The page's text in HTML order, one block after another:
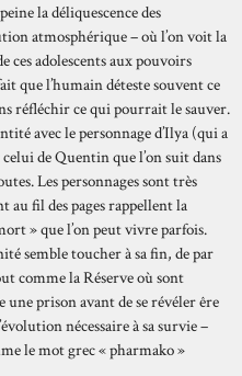
la déliquescence des
atmosphérique – où l’on voit la
ces adolescents aux pouvoirs
que l’humain déteste souvent ce
réfléchir ce qui pourrait le sauver.
avec le personnage d’Ilya (qui a
de Quentin que l’on suit dans
Les personnages sont très
au fil des pages rappellent la
» que l’on peut vivre parfois.
semble toucher à sa fin, de par
comme la Réserve où sont
une prison avant de se révéler êre
nécessaire à sa survie –
le mot grec « pharmako »